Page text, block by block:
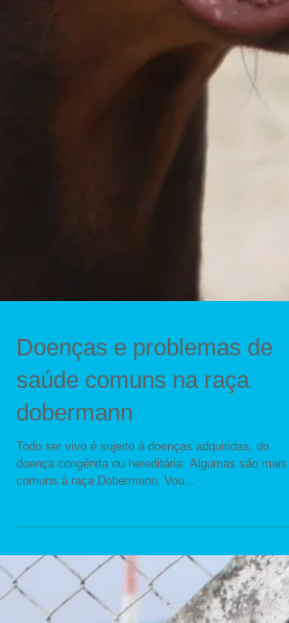
Doenças e problemas de
saúde comuns na raça
dobermann
Todo ser vivo é sujeito à doenças adquiridas, do